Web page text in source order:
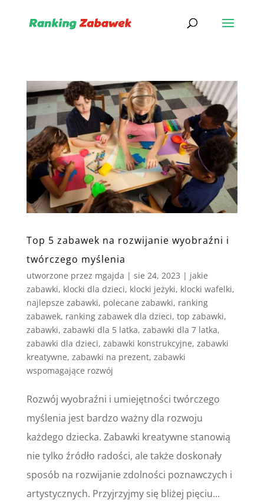
Top 5 zabawek na rozwijanie wyobraźni i
twórczego myślenia
utworzone przez mgajda | sie 24, 2023 | jakie
zabawki, klocki dla dzieci, klocki jeżyki, klocki wafelki,
najlepsze zabawki, polecane zabawki, ranking
zabawek, ranking zabawek dla dzieci, top zabawki,
zabawki, zabawki dla 5 latka, zabawki dla 7 latka,
zabawki dla dzieci, zabawki konstrukcyjne, zabawki
kreatywne, zabawki na prezent, zabawki
wspomagające rozwój
Rozwój wyobraźni i umiejętności twórczego
myślenia jest bardzo ważny dla rozwoju
każdego dziecka. Zabawki kreatywne stanowią
nie tylko źródło radości, ale także doskonały
sposób na rozwijanie zdolności poznawczych i
artystycznych. Przyjrzyjmy się bliżej pięciu...